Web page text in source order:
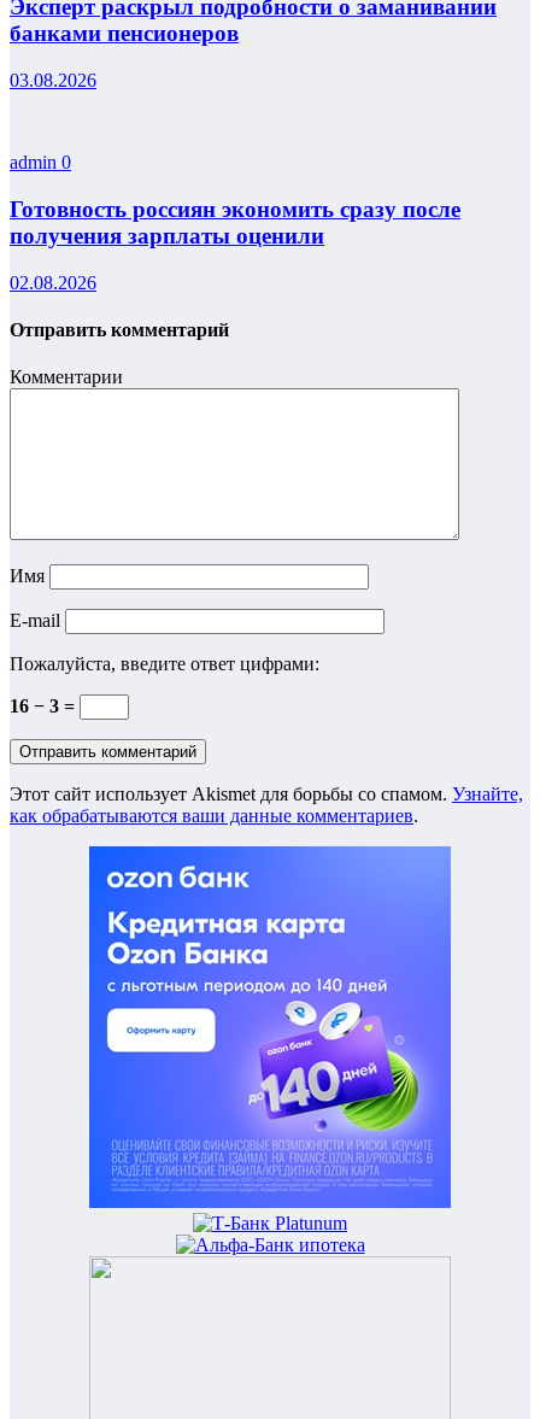
Эксперт раскрыл подробности о заманивании
банками пенсионеров
03.08.2026
admin 0
Готовность россиян экономить сразу после
получения зарплаты оценили
02.08.2026
Отправить комментарий
Комментарии
Имя
E-mail
Пожалуйста, введите ответ цифрами:
16 − 3 =
Этот сайт использует Akismet для борьбы со спамом. Узнайте,
как обрабатываются ваши данные комментариев.